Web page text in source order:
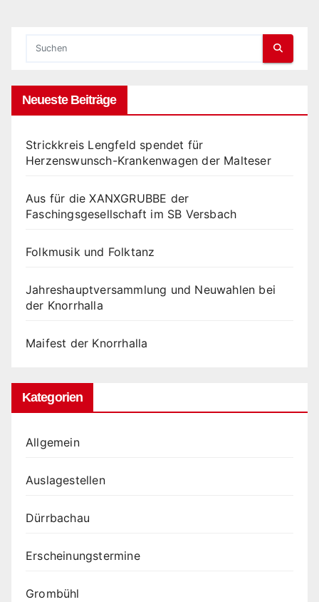
Neueste Beiträge
Strickkreis Lengfeld spendet für
Herzenswunsch-Krankenwagen der Malteser
Aus für die XANXGRUBBE der
Faschingsgesellschaft im SB Versbach
Folkmusik und Folktanz
Jahreshauptversammlung und Neuwahlen bei
der Knorrhalla
Maifest der Knorrhalla
Kategorien
Allgemein
Auslagestellen
Dürrbachau
Erscheinungstermine
Grombühl